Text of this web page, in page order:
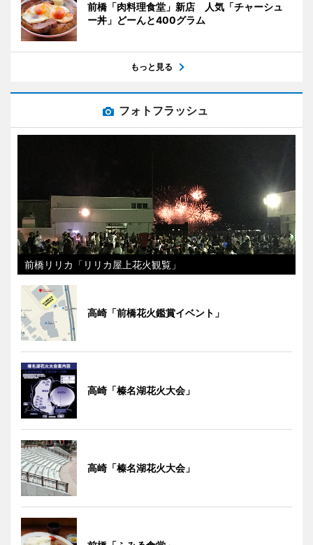
前橋「肉料理食堂」新店 人気「チャーシュ
ー丼」どーんと400グラム
もっと見る
フォトフラッシュ
前橋リリカ「リリカ屋上花火観覧」
高崎「前橋花火鑑賞イベント」
高崎「榛名湖花火大会」
高崎「榛名湖花火大会」